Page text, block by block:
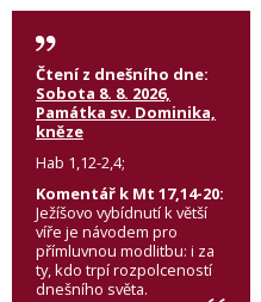
Čtení z dnešního dne:
Sobota 8. 8. 2026,
Památka sv. Dominika,
kněze
Hab 1,12-2,4;
Komentář k Mt 17,14-20:
Ježíšovo vybídnutí k větší
víře je návodem pro
přímluvnou modlitbu: i za
ty, kdo trpí rozpolceností
dnešního světa.